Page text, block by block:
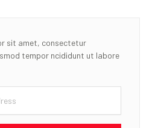
sit amet, consectetur
tempor ncididunt ut labore